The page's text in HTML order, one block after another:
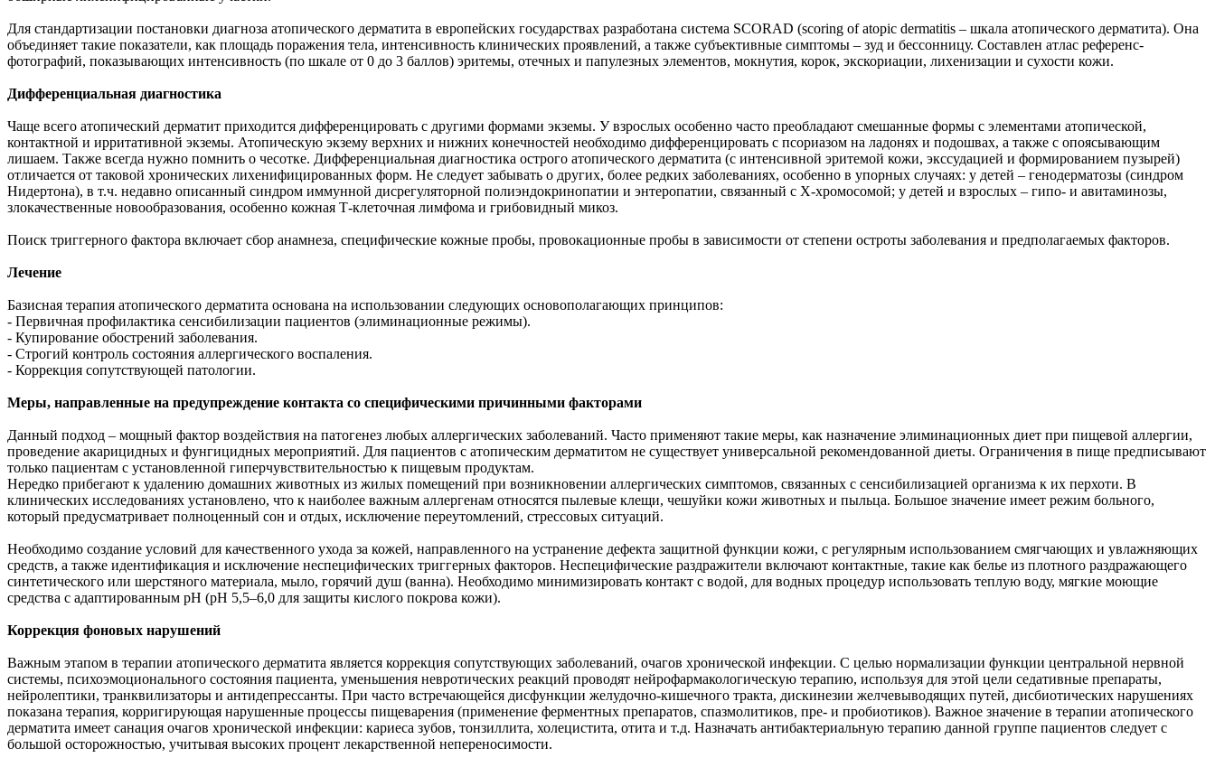
Для стандартизации постановки диагноза атопического дерматита в европейских государствах разработана система SCORAD (scoring of atopic dermatitis – шкала атопического дерматита). Она
объединяет такие показатели, как площадь поражения тела, интенсивность клинических проявлений, а также субъективные симптомы – зуд и бессонницу. Составлен атлас референс-
фотографий, показывающих интенсивность (по шкале от 0 до 3 баллов) эритемы, отечных и папулезных элементов, мокнутия, корок, экскориации, лихенизации и сухости кожи.
Дифференциальная диагностика
Чаще всего атопический дерматит приходится дифференцировать с другими формами экземы. У взрослых особенно часто преобладают смешанные формы с элементами атопической,
контактной и ирритативной экземы. Атопическую экзему верхних и нижних конечностей необходимо дифференцировать с псориазом на ладонях и подошвах, а также с опоясывающим
лишаем. Также всегда нужно помнить о чесотке. Дифференциальная диагностика острого атопического дерматита (с интенсивной эритемой кожи, экссудацией и формированием пузырей)
отличается от таковой хронических лихенифицированных форм. Не следует забывать о других, более редких заболеваниях, особенно в упорных случаях: у детей – генодерматозы (синдром
Нидертона), в т.ч. недавно описанный синдром иммунной дисрегуляторной полиэндокринопатии и энтеропатии, связанный с Х-хромосомой; у детей и взрослых – гипо- и авитаминозы,
злокачественные новообразования, особенно кожная Т-клеточная лимфома и грибовидный микоз.
Поиск триггерного фактора включает сбор анамнеза, специфические кожные пробы, провокационные пробы в зависимости от степени остроты заболевания и предполагаемых факторов.
Лечение
Базисная терапия атопического дерматита основана на использовании следующих основополагающих принципов:
- Первичная профилактика сенсибилизации пациентов (элиминационные режимы).
- Купирование обострений заболевания.
- Строгий контроль состояния аллергического воспаления.
- Коррекция сопутствующей патологии.
Меры, направленные на предупреждение контакта со специфическими причинными факторами
Данный подход – мощный фактор воздействия на патогенез любых аллергических заболеваний. Часто применяют такие меры, как назначение элиминационных диет при пищевой аллергии,
проведение акарицидных и фунгицидных мероприятий. Для пациентов с атопическим дерматитом не существует универсальной рекомендованной диеты. Ограничения в пище предписывают
только пациентам с установленной гиперчувствительностью к пищевым продуктам.
Нередко прибегают к удалению домашних животных из жилых помещений при возникновении аллергических симптомов, связанных с сенсибилизацией организма к их перхоти. В
клинических исследованиях установлено, что к наиболее важным аллергенам относятся пылевые клещи, чешуйки кожи животных и пыльца. Большое значение имеет режим больного,
который предусматривает полноценный сон и отдых, исключение переутомлений, стрессовых ситуаций.
Необходимо создание условий для качественного ухода за кожей, направленного на устранение дефекта защитной функции кожи, с регулярным использованием смягчающих и увлажняющих
средств, а также идентификация и исключение неспецифических триггерных факторов. Неспецифические раздражители включают контактные, такие как белье из плотного раздражающего
синтетического или шерстяного материала, мыло, горячий душ (ванна). Необходимо минимизировать контакт с водой, для водных процедур использовать теплую воду, мягкие моющие
средства с адаптированным рН (рН 5,5–6,0 для защиты кислого покрова кожи).
Коррекция фоновых нарушений
Важным этапом в терапии атопического дерматита является коррекция сопутствующих заболеваний, очагов хронической инфекции. С целью нормализации функции центральной нервной
системы, психоэмоционального состояния пациента, уменьшения невротических реакций проводят нейрофармакологическую терапию, используя для этой цели седативные препараты,
нейролептики, транквилизаторы и антидепрессанты. При часто встречающейся дисфункции желудочно-кишечного тракта, дискинезии желчевыводящих путей, дисбиотических нарушениях
показана терапия, корригирующая нарушенные процессы пищеварения (применение ферментных препаратов, спазмолитиков, пре- и пробиотиков). Важное значение в терапии атопического
дерматита имеет санация очагов хронической инфекции: кариеса зубов, тонзиллита, холецистита, отита и т.д. Назначать антибактериальную терапию данной группе пациентов следует с
большой осторожностью, учитывая высоких процент лекарственной непереносимости.